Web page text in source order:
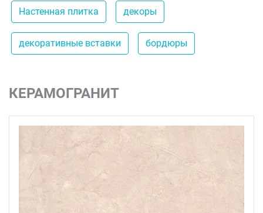
Настенная плитка декоры
декоративные вставки бордюры
КЕРАМОГРАНИТ